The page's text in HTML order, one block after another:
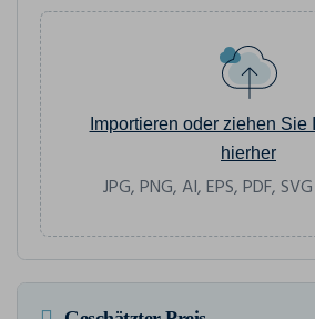
Importieren oder ziehen Sie
hierher
JPG, PNG, AI, EPS, PDF,